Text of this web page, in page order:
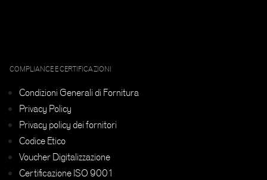
COMPLIANCE E CERTIFICAZIONI
Condizioni Generali di Fornitura
Privacy Policy
Privacy policy dei fornitori
Codice Etico
Voucher Digitalizzazione
Certificazione ISO 9001